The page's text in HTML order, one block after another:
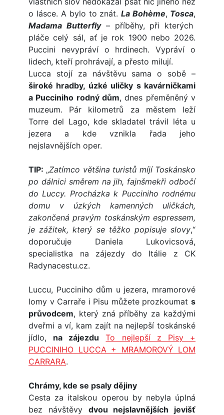
o lásce. A bylo to znát.La Bohème, Tosca,
Madama Butterfly– příběhy, při kterých
pláče celý sál, ať je rok 1900 nebo 2026.
Puccini nevypráví o hrdinech. Vypráví o
lidech, kteří prohrávají, a přesto milují.
Lucca stojí za návštěvu sama o sobě –
široké hradby, úzké uličky s kavárničkami
a Pucciniho rodný dům, dnes přeměněný v
muzeum. Pár kilometrů za městem leží
Torre del Lago, kde skladatel trávil léta u
jezera a kde vznikla řada jeho
nejslavnějších oper.
TIP: „Zatímco většina turistů míjí Toskánsko
po dálnici směrem na jih, fajnšmekři odbočí
do Luccy. Procházka k Pucciniho rodnému
domu v úzkých kamenných uličkách,
zakončená pravým toskánským espressem,
je zážitek, který se těžko popisuje slovy,“
doporučuje Daniela Lukovicsová,
specialistka na zájezdy do Itálie z CK
Radynacestu.cz.
Luccu, Pucciniho dům u jezera, mramorové
lomy v Carraře i Pisu můžete prozkoumat s
průvodcem, který zná příběhy za každými
dveřmi a ví, kam zajít na nejlepší toskánské
jídlo, na zájezdu
To nejlepší z Pisy +
PUCCINIHO LUCCA + MRAMOROVÝ LOM
CARRARA.
Chrámy, kde se psaly dějiny
Cesta za italskou operou by nebyla úplná
bez návštěvy dvou nejslavnějších jevišť